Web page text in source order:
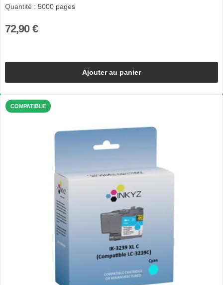
Quantité : 5000 pages
72,90 €
Ajouter au panier
COMPATIBLE